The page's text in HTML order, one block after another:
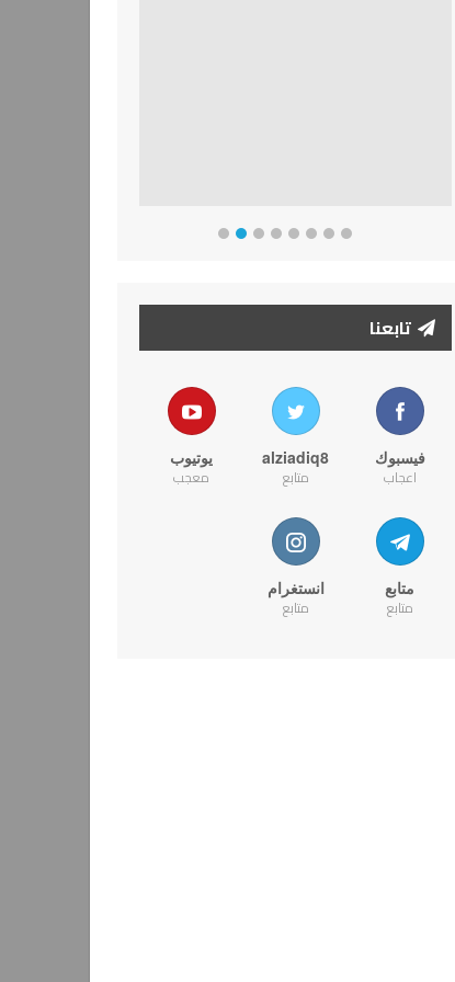
تابعنا
فيسبوك
اعجاب
alziadiq8
متابع
يوتيوب
معجب
متابع
متابع
انستغرام
متابع